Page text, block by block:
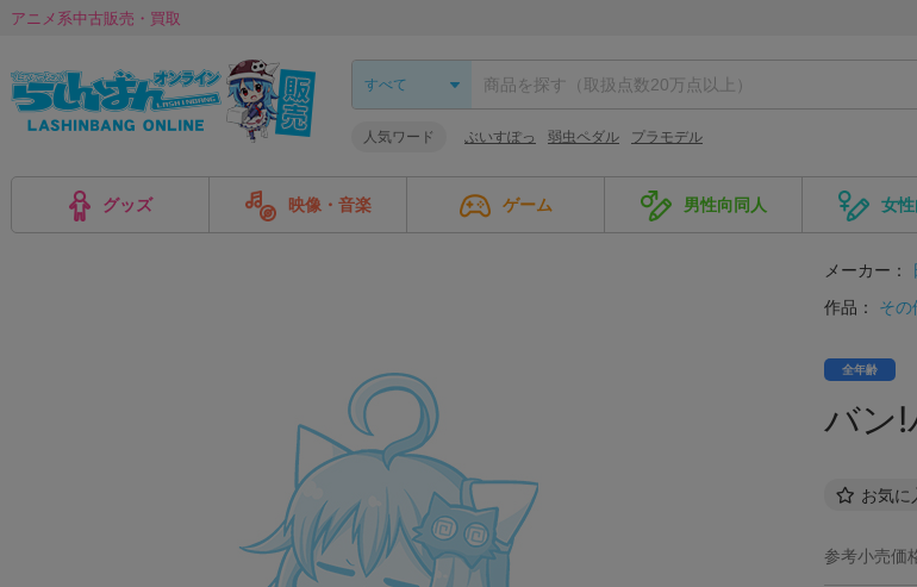
アニメ系中古販売・買取
人気ワード ぶいすぽっ 弱虫ペダル プラモデル
グッズ 映像・音楽 ゲーム 男性向同人 女
メーカー：
作品：
その
全年齢
バン!
お気に
参考小売